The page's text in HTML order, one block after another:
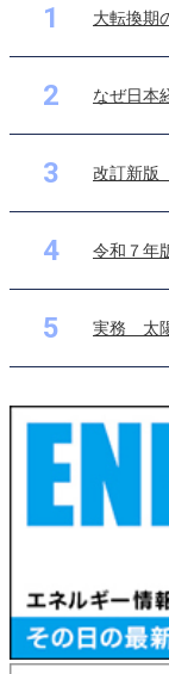
1 大転換期
2 なぜ日本
3 改訂新版
4 令和７年
5 実務 太